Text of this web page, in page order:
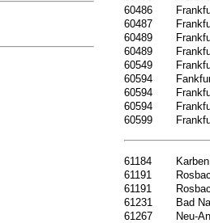
60486
60487
60489
60489
60549
60594
60594
60594
60599
61184
Karben
61191
61191
61231
Bad
61267
Neu-